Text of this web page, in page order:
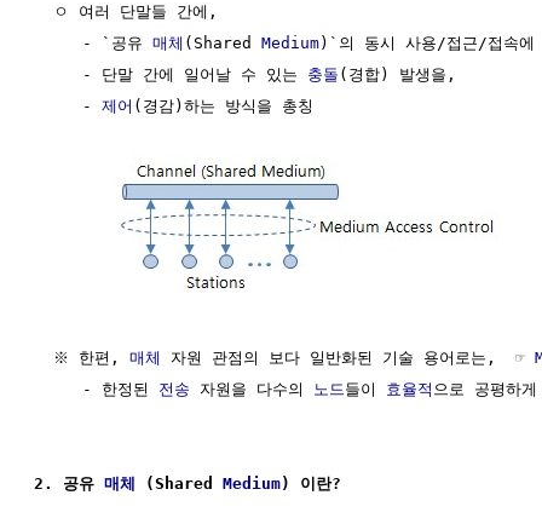
  ㅇ 여러 단말들 간에,
     - `공유
매체 (Shared Medium)`의 동시 사용/접근/접속
     - 단말 간에 일어날 수 있는
충돌 (경합) 발생을,
     -
제어 (경감)하는 방식을 총칭
  ※ 한편,
매체 자원 관점의 보다 일반화된 기술 용어로는,  ☞
     - 한정된
전송 자원을 다수의 노드 들이 효율적 으로 공평하
2. 공유 매체 (Shared Medium) 이란?